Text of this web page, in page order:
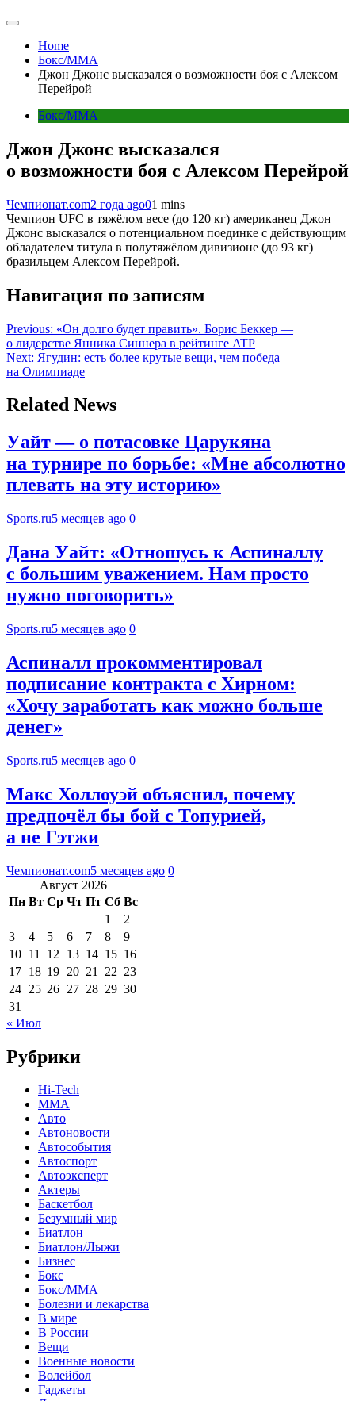
Home
Бокс/MMA
Джон Джонс высказался о возможности боя с Алексом
Перейрой
Бокс/MMA
Джон Джонс высказался
о возможности боя с Алексом Перейрой
Чемпионат.com2 года ago01 mins
Чемпион UFC в тяжёлом весе (до 120 кг) американец Джон
Джонс высказался о потенциальном поединке с действующим
обладателем титула в полутяжёлом дивизионе (до 93 кг)
бразильцем Алексом Перейрой.
Навигация по записям
Previous: «Он долго будет править». Борис Беккер —
о лидерстве Янника Синнера в рейтинге ATP
Next: Ягудин: есть более крутые вещи, чем победа
на Олимпиаде
Related News
Уайт — о потасовке Царукяна
на турнире по борьбе: «Мне абсолютно
плевать на эту историю»
Sports.ru5 месяцев ago 0
Дана Уайт: «Отношусь к Аспиналлу
с большим уважением. Нам просто
нужно поговорить»
Sports.ru5 месяцев ago 0
Аспиналл прокомментировал
подписание контракта с Хирном:
«Хочу заработать как можно больше
денег»
Sports.ru5 месяцев ago 0
Макс Холлоуэй объяснил, почему
предпочёл бы бой с Топурией,
а не Гэтжи
Чемпионат.com5 месяцев ago 0
Август 2026
Пн Вт Ср Чт Пт Сб Вс
1
2
3
4 5 6 7 8
9
10 11 12 13 14 15 16
17 18 19 20 21 22 23
24 25 26 27 28 29 30
31
« Июл
Рубрики
Hi-Tech
MMA
Авто
Автоновости
Автособытия
Автоспорт
Автоэксперт
Актеры
Баскетбол
Безумный мир
Биатлон
Биатлон/Лыжи
Бизнес
Бокс
Бокс/MMA
Болезни и лекарства
В мире
В России
Вещи
Военные новости
Волейбол
Гаджеты